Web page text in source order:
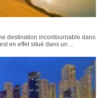
destination incontournable dans
en effet situé dans un ...